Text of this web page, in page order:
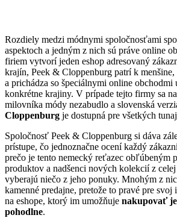
Rozdiely medzi módnymi spoločnosťami
aspektoch a jedným z nich sú práve online
firiem vytvorí jeden eshop adresovaný
krajín, Peek & Cloppenburg patrí k
a prichádza so špeciálnymi online obchodmi
konkrétne krajiny. V prípade tejto firmy sa
milovníka módy nezabudlo a slovenská
Cloppenburg je dostupná pre všetkých
Spoločnosť Peek & Cloppenburg si dáva
prístupe, čo jednoznačne ocení každý
prečo je tento nemecký reťazec obľúbeným
produktov a nadšenci nových kolekcií z
vyberajú niečo z jeho ponuky. Mnohým z
kamenné predajne, pretože to pravé pre
na eshope, ktorý im umožňuje nakupovať
pohodlne.